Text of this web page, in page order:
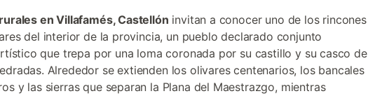
en Villafamés, Castellón invitan a conocer uno de los rincones
del interior de la provincia, un pueblo declarado conjunto
que trepa por una loma coronada por su castillo y su casco de
Alrededor se extienden los olivares centenarios, los bancales
y las sierras que separan la Plana del Maestrazgo, mientras